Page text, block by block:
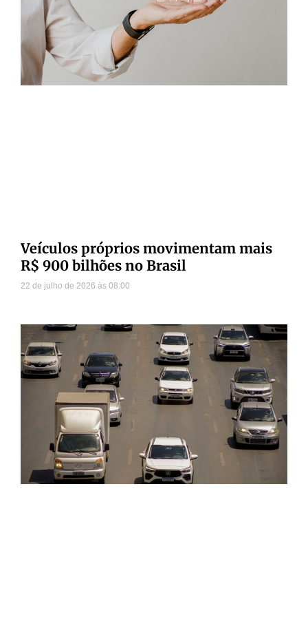
Veículos próprios movimentam mais
R$ 900 bilhões no Brasil
22 de julho de 2026 08:00